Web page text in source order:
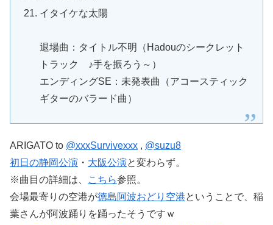
イタイケな太陽
退場曲：タイトル不明（Hadouのシークレット
トラック ♪手を振ろう～）
エンディングSE：未発表曲（アコースティック
ギターのバラード曲）
ARIGATO to @xxxSurvivexxx , @suzu8
初日の静岡公演 ・ 大阪公演と変わらず。
※曲目の詳細は、
こちら参照。
会場最寄りの空港が徳島阿波おどり空港ということで、稲
葉さんが阿波踊りを踊ったそうですｗ